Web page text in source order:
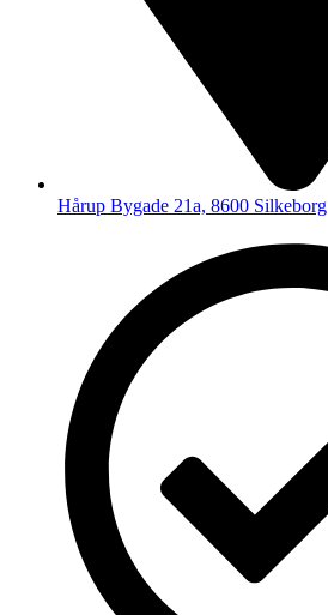
Hårup Bygade 21a, 8600 Silkeborg